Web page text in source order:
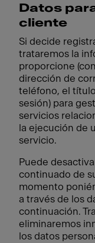
Datos
cliente
Si decide
trataremos la
proporcione
dirección de
teléfono, el
sesión) para
servicios
la ejecución de
servicio.
Puede
continuado de
momento
a través de los
continuación.
eliminaremos
los datos